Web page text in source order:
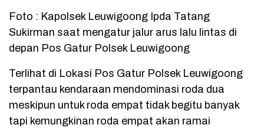
Foto : Kapolsek Leuwigoong Ipda Tatang
Sukirman saat mengatur jalur arus lalu lintas di
depan Pos Gatur Polsek Leuwigoong
Terlihat di Lokasi Pos Gatur Polsek Leuwigoong
terpantau kendaraan mendominasi roda dua
meskipun untuk roda empat tidak begitu banyak
tapi kemungkinan roda empat akan ramai